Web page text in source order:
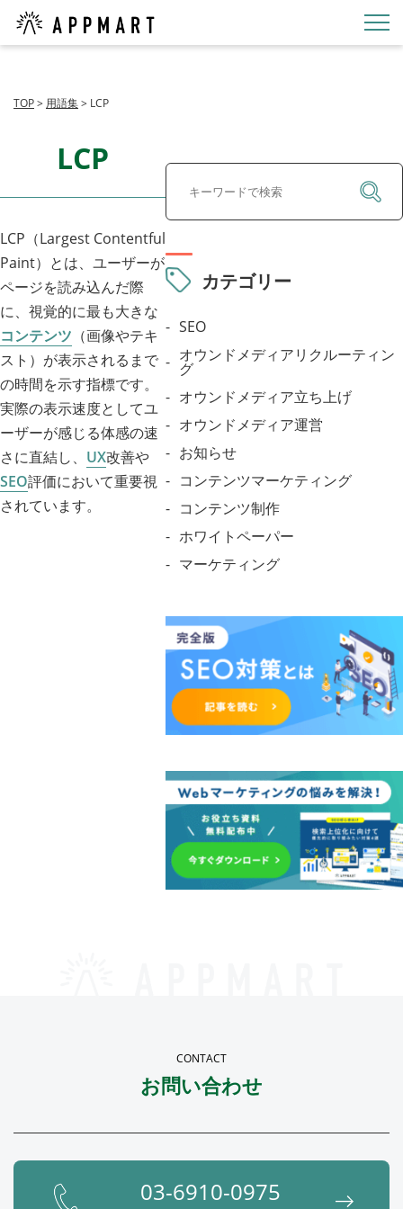
TOP> 用語集> LCP
LCP
LCP（Largest Contentful
Paint）とは、ユーザーが
ページを読み込んだ際
に、視覚的に最も大きな
コンテンツ （画像やテキ
スト）が表示されるまで
の時間を示す指標です。
実際の表示速度としてユ
ーザーが感じる体感の速
さに直結し、 UX改善や
SEO評価において重要視
されています。
カテゴリー
SEO
オウンドメディアリクルーティン
グ
オウンドメディア立ち上げ
オウンドメディア運営
お知らせ
コンテンツマーケティング
コンテンツ制作
ホワイトペーパー
マーケティング
CONTACT
お問い合わせ
03-6910-0975